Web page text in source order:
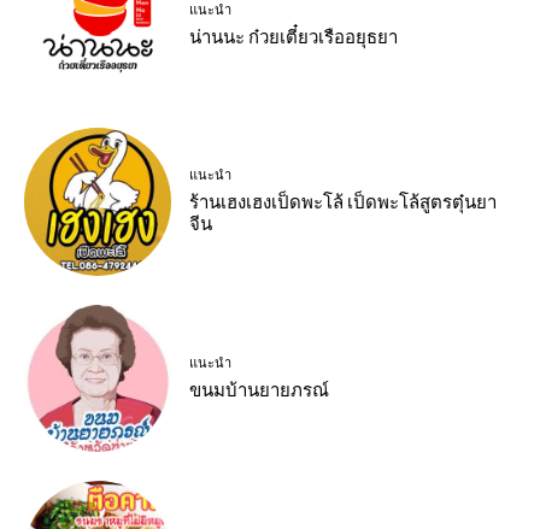
แนะนำ
น่านนะ ก๋วยเตี๋ยวเรืออยุธยา
แนะนำ
ร้านเฮงเฮงเป็ดพะโล้ เป็ดพะโล้สูตรตุ๋นยา
จีน
แนะนำ
ขนมบ้านยายภรณ์